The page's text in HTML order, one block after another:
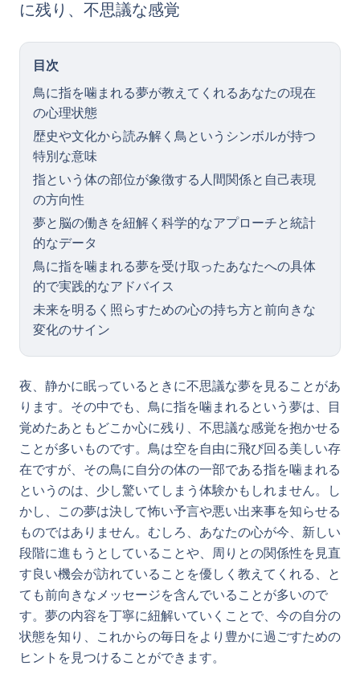
に残り、不思議な感覚
目次
鳥に指を噛まれる夢が教えてくれるあなたの現在
の心理状態
歴史や文化から読み解く鳥というシンボルが持つ
特別な意味
指という体の部位が象徴する人間関係と自己表現
の方向性
夢と脳の働きを紐解く科学的なアプローチと統計
的なデータ
鳥に指を噛まれる夢を受け取ったあなたへの具体
的で実践的なアドバイス
未来を明るく照らすための心の持ち方と前向きな
変化のサイン
夜、静かに眠っているときに不思議な夢を見ることがあ
ります。その中でも、鳥に指を噛まれるという夢は、目
覚めたあともどこか心に残り、不思議な感覚を抱かせる
ことが多いものです。鳥は空を自由に飛び回る美しい存
在ですが、その鳥に自分の体の一部である指を噛まれる
というのは、少し驚いてしまう体験かもしれません。し
かし、この夢は決して怖い予言や悪い出来事を知らせる
ものではありません。むしろ、あなたの心が今、新しい
段階に進もうとしていることや、周りとの関係性を見直
す良い機会が訪れていることを優しく教えてくれる、と
ても前向きなメッセージを含んでいることが多いので
す。夢の内容を丁寧に紐解いていくことで、今の自分の
状態を知り、これからの毎日をより豊かに過ごすための
ヒントを見つけることができます。